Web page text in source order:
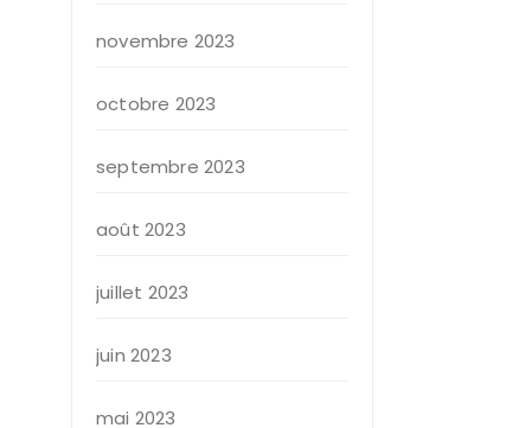
novembre 2023
octobre 2023
septembre 2023
août 2023
juillet 2023
juin 2023
mai 2023